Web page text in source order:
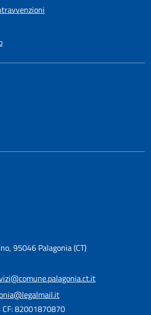
95046 Palagonia (CT)
82001870870